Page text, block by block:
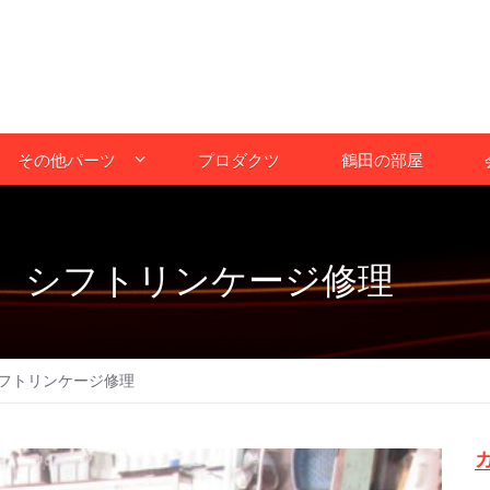
その他パーツ プロダクツ 鶴田の部屋
フトリンケージ修理
トリンケージ修理